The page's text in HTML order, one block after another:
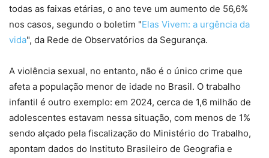
todas as faixas etárias, o ano teve um aumento de 56,6%
nos casos, segundo o boletim "Elas Vivem: a urgência da
vida", da Rede de Observatórios da Segurança.
A violência sexual, no entanto, não é o único crime que
afeta a população menor de idade no Brasil. O trabalho
infantil é outro exemplo: em 2024, cerca de 1,6 milhão de
adolescentes estavam nessa situação, com menos de 1%
sendo alçado pela fiscalização do Ministério do Trabalho,
apontam dados do Instituto Brasileiro de Geografia e